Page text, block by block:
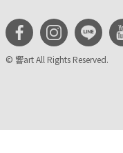
© 響art All Rights Reserved.